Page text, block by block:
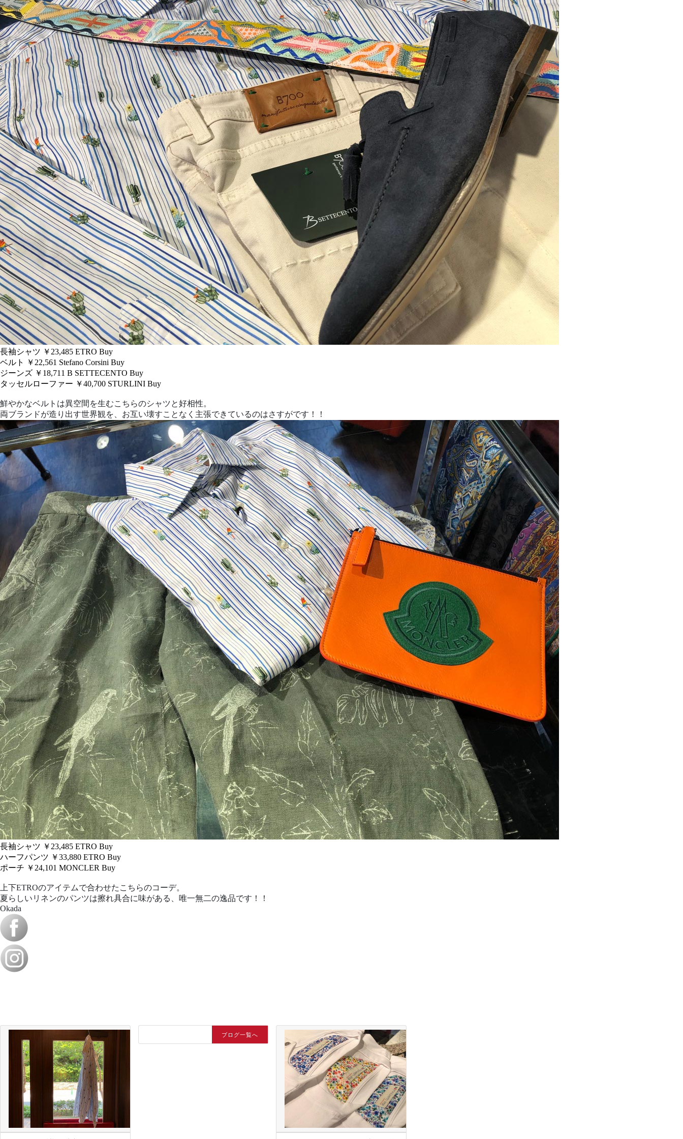
長袖シャツ ￥23,485 ETRO Buy
ベルト ￥22,561 Stefano Corsini Buy
ジーンズ ￥18,711 B SETTECENTO Buy
タッセルローファー ￥40,700 STURLINI Buy
鮮やかなベルトは異空間を生むこちらのシャツと好相性。
両ブランドが造り出す世界観を、お互い壊すことなく主張できているのはさすがです！！
長袖シャツ ￥23,485 ETRO Buy
ハーフパンツ ￥33,880 ETRO Buy
ポーチ ￥24,101 MONCLER Buy
上下ETROのアイテムで合わせたこちらのコーデ。
夏らしいリネンのパンツは擦れ具合に味がある、唯一無二の逸品です！！
Okada
ブログ一覧へ